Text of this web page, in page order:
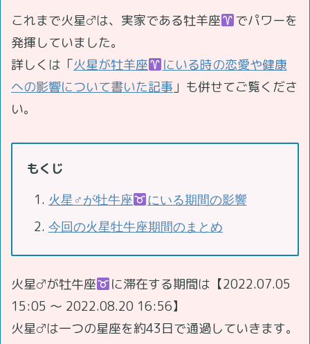
これまで火星♂は、実家である牡羊座
でパワーを
発揮していました。
詳しくは「火星が牡羊座
にいる時の恋愛や健康
への影響について書いた記事 」も併せてご覧くださ
い。
もくじ
火星♂が牡牛座
にいる期間の影響
今回の火星牡牛座期間のまとめ
火星♂が牡牛座
に滞在する期間は【2022.07.05
15:05 ～ 2022.08.20 16:56】
火星♂は一つの星座を約43日で通過していきます。